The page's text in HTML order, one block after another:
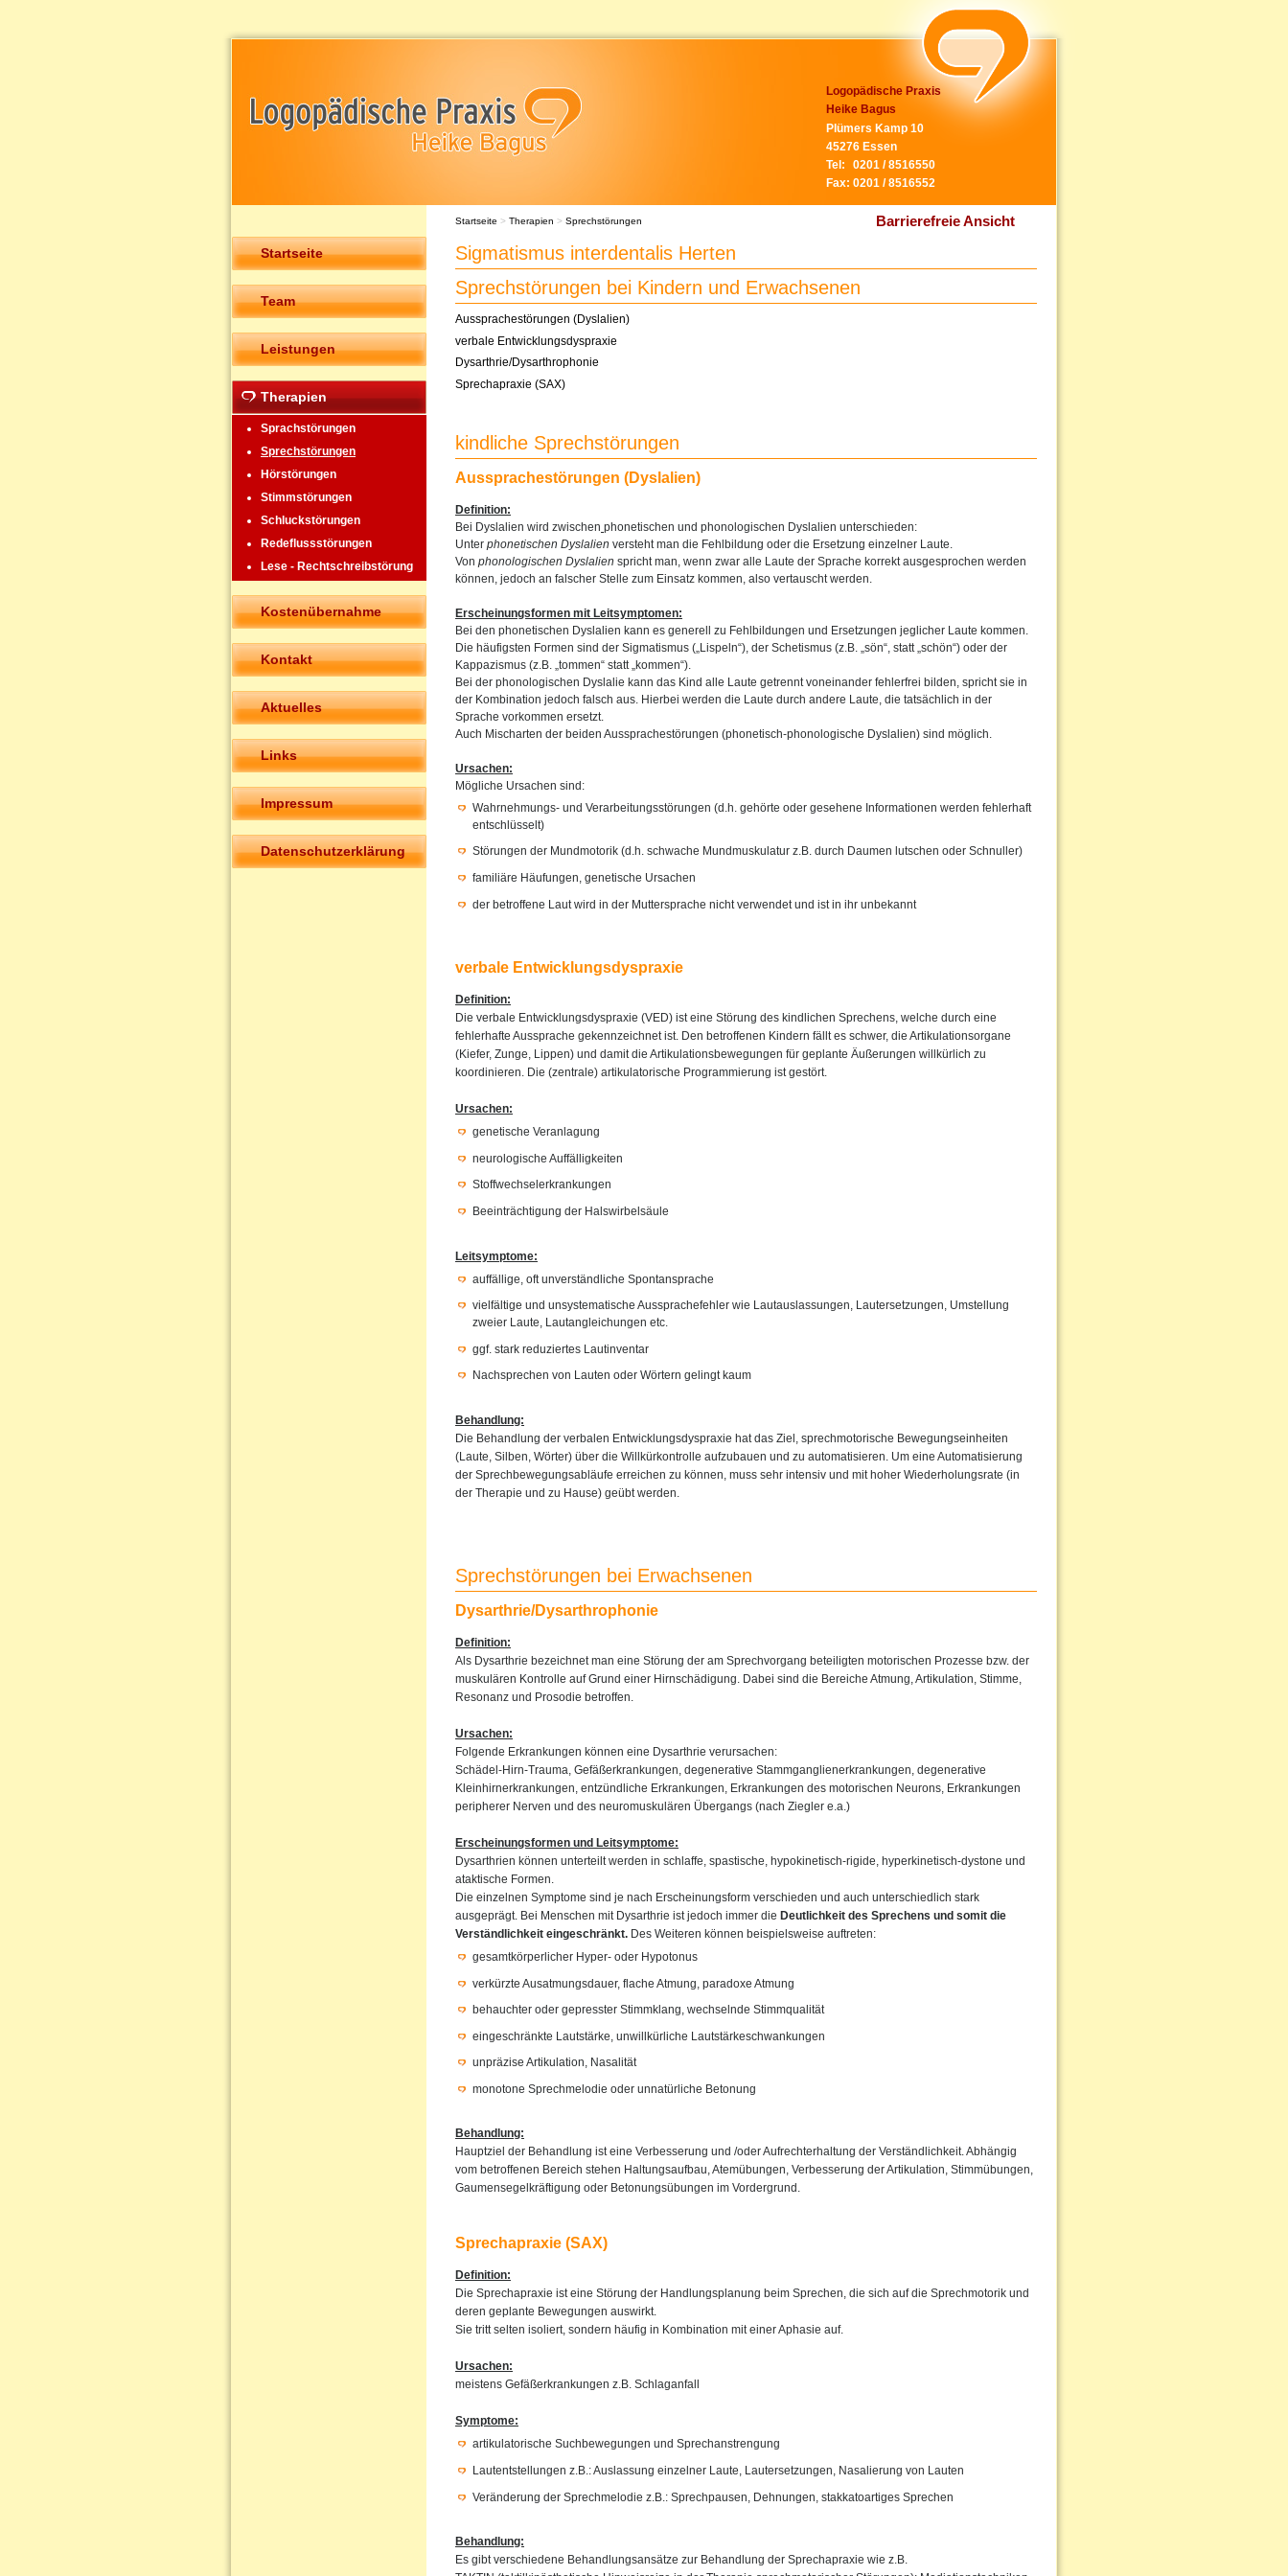
Logopädische Praxis
Heike Bagus
Plümers Kamp 10
45276 Essen
Tel:
0201 / 8516550
Fax: 0201 / 8516552
Barrierefreie Ansicht
Startseite
Team
Leistungen
Therapien
Sprachstörungen
Sprechstörungen
Hörstörungen
Stimmstörungen
Schluckstörungen
Redeflussstörungen
Lese - Rechtschreibstörung
Kostenübernahme
Kontakt
Aktuelles
Links
Impressum
Datenschutzerklärung
Startseite > Therapien > Sprechstörungen
Sigmatismus interdentalis Herten
Sprechstörungen bei Kindern und Erwachsenen
Aussprachestörungen (Dyslalien)
verbale Entwicklungsdyspraxie
Dysarthrie/Dysarthrophonie
Sprechapraxie (SAX)
kindliche Sprechstörungen
Aussprachestörungen (Dyslalien)
Definition:
Bei Dyslalien wird zwischen phonetischen und phonologischen Dyslalien unterschieden:
Unter phonetischen Dyslalien versteht man die Fehlbildung oder die Ersetzung einzelner Laute.
Von phonologischen Dyslalien spricht man, wenn zwar alle Laute der Sprache korrekt ausgesprochen werden
können, jedoch an falscher Stelle zum Einsatz kommen, also vertauscht werden.
Erscheinungsformen mit Leitsymptomen:
Bei den phonetischen Dyslalien kann es generell zu Fehlbildungen und Ersetzungen jeglicher Laute kommen.
Die häufigsten Formen sind der Sigmatismus („Lispeln“), der Schetismus (z.B. „sön“, statt „schön“) oder der
Kappazismus (z.B. „tommen“ statt „kommen“).
Bei der phonologischen Dyslalie kann das Kind alle Laute getrennt voneinander fehlerfrei bilden, spricht sie in
der Kombination jedoch falsch aus. Hierbei werden die Laute durch andere Laute, die tatsächlich in der
Sprache vorkommen ersetzt.
Auch Mischarten der beiden Aussprachestörungen (phonetisch-phonologische Dyslalien) sind möglich.
Ursachen:
Mögliche Ursachen sind:
Wahrnehmungs- und Verarbeitungsstörungen (d.h. gehörte oder gesehene Informationen werden fehlerhaft
entschlüsselt)
Störungen der Mundmotorik (d.h. schwache Mundmuskulatur z.B. durch Daumen lutschen oder Schnuller)
familiäre Häufungen, genetische Ursachen
der betroffene Laut wird in der Muttersprache nicht verwendet und ist in ihr unbekannt
verbale Entwicklungsdyspraxie
Definition:
Die verbale Entwicklungsdyspraxie (VED) ist eine Störung des kindlichen Sprechens, welche durch eine
fehlerhafte Aussprache gekennzeichnet ist. Den betroffenen Kindern fällt es schwer, die Artikulationsorgane
(Kiefer, Zunge, Lippen) und damit die Artikulationsbewegungen für geplante Äußerungen willkürlich zu
koordinieren. Die (zentrale) artikulatorische Programmierung ist gestört.
Ursachen:
genetische Veranlagung
neurologische Auffälligkeiten
Stoffwechselerkrankungen
Beeinträchtigung der Halswirbelsäule
Leitsymptome:
auffällige, oft unverständliche Spontansprache
vielfältige und unsystematische Aussprachefehler wie Lautauslassungen, Lautersetzungen, Umstellung
zweier Laute, Lautangleichungen etc.
ggf. stark reduziertes Lautinventar
Nachsprechen von Lauten oder Wörtern gelingt kaum
Behandlung:
Die Behandlung der verbalen Entwicklungsdyspraxie hat das Ziel, sprechmotorische Bewegungseinheiten
(Laute, Silben, Wörter) über die Willkürkontrolle aufzubauen und zu automatisieren. Um eine Automatisierung
der Sprechbewegungsabläufe erreichen zu können, muss sehr intensiv und mit hoher Wiederholungsrate (in
der Therapie und zu Hause) geübt werden.
Sprechstörungen bei Erwachsenen
Dysarthrie/Dysarthrophonie
Definition:
Als Dysarthrie bezeichnet man eine Störung der am Sprechvorgang beteiligten motorischen Prozesse bzw. der
muskulären Kontrolle auf Grund einer Hirnschädigung. Dabei sind die Bereiche Atmung, Artikulation, Stimme,
Resonanz und Prosodie betroffen.
Ursachen:
Folgende Erkrankungen können eine Dysarthrie verursachen:
Schädel-Hirn-Trauma, Gefäßerkrankungen, degenerative Stammganglienerkrankungen, degenerative
Kleinhirnerkrankungen, entzündliche Erkrankungen, Erkrankungen des motorischen Neurons, Erkrankungen
peripherer Nerven und des neuromuskulären Übergangs (nach Ziegler e.a.)
Erscheinungsformen und Leitsymptome:
Dysarthrien können unterteilt werden in schlaffe, spastische, hypokinetisch-rigide, hyperkinetisch-dystone und
ataktische Formen.
Die einzelnen Symptome sind je nach Erscheinungsform verschieden und auch unterschiedlich stark
ausgeprägt. Bei Menschen mit Dysarthrie ist jedoch immer die Deutlichkeit des Sprechens und somit die
Verständlichkeit eingeschränkt. Des Weiteren können beispielsweise auftreten:
gesamtkörperlicher Hyper- oder Hypotonus
verkürzte Ausatmungsdauer, flache Atmung, paradoxe Atmung
behauchter oder gepresster Stimmklang, wechselnde Stimmqualität
eingeschränkte Lautstärke, unwillkürliche Lautstärkeschwankungen
unpräzise Artikulation, Nasalität
monotone Sprechmelodie oder unnatürliche Betonung
Behandlung:
Hauptziel der Behandlung ist eine Verbesserung und /oder Aufrechterhaltung der Verständlichkeit. Abhängig
vom betroffenen Bereich stehen Haltungsaufbau, Atemübungen, Verbesserung der Artikulation, Stimmübungen,
Gaumensegelkräftigung oder Betonungsübungen im Vordergrund.
Sprechapraxie (SAX)
Definition:
Die Sprechapraxie ist eine Störung der Handlungsplanung beim Sprechen, die sich auf die Sprechmotorik und
deren geplante Bewegungen auswirkt.
Sie tritt selten isoliert, sondern häufig in Kombination mit einer Aphasie auf.
Ursachen:
meistens Gefäßerkrankungen z.B. Schlaganfall
Symptome:
artikulatorische Suchbewegungen und Sprechanstrengung
Lautentstellungen z.B.: Auslassung einzelner Laute, Lautersetzungen, Nasalierung von Lauten
Veränderung der Sprechmelodie z.B.: Sprechpausen, Dehnungen, stakkatoartiges Sprechen
Behandlung:
Es gibt verschiedene Behandlungsansätze zur Behandlung der Sprechapraxie wie z.B.